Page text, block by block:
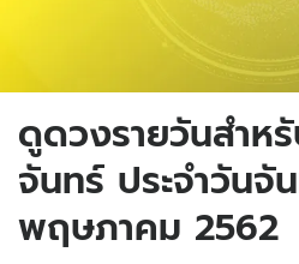
ดูดวงรายวันสำห
จันทร์ ประจำวันจั
พฤษภาคม 2562